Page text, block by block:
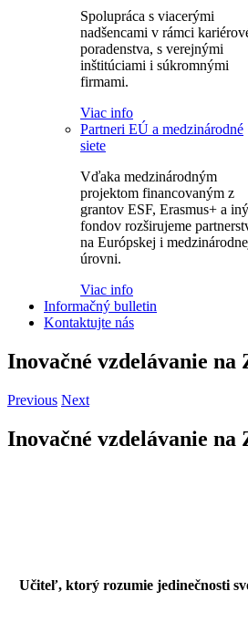
Spolupráca s viacerými
nadšencami v rámci
poradenstva, s verejnými
inštitúciami i súkromnými
firmami.
Viac info
Partneri EÚ a medzinárodné
siete
Vďaka medzinárodným
projektom financovaným z
grantov ESF, Erasmus+ a
fondov rozširujeme
na Európskej i
úrovni.
Viac info
Informačný bulletin
Kontaktujte nás
Inovačné vzdelávanie na
Previous Next
Inovačné vzdelávanie na
Učiteľ, ktorý rozumie jedinečnosti